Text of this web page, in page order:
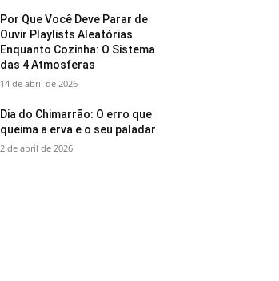
Por Que Você Deve Parar de
Ouvir Playlists Aleatórias
Enquanto Cozinha: O Sistema
das 4 Atmosferas
14 de abril de 2026
Dia do Chimarrão: O erro que
queima a erva e o seu paladar
2 de abril de 2026